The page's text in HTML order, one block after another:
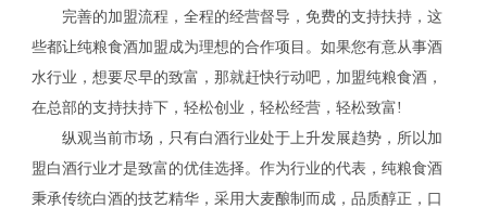
完善的加盟流程，全程的经营督导，免费的支持扶持，这
些都让纯粮食酒加盟成为理想的合作项目。如果您有意从事酒
水行业，想要尽早的致富，那就赶快行动吧，加盟纯粮食酒，
在总部的支持扶持下，轻松创业，轻松经营，轻松致富!
纵观当前市场，只有白酒行业处于上升发展趋势，所以加
盟白酒行业才是致富的优佳选择。作为行业的代表，纯粮食酒
秉承传统白酒的技艺精华，采用大麦酿制而成，品质醇正，口